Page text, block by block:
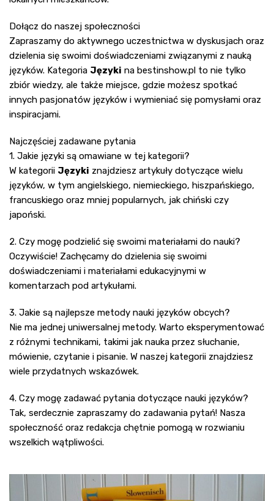
Dołącz do naszej społeczności
Zapraszamy do aktywnego uczestnictwa w dyskusjach oraz
dzielenia się swoimi doświadczeniami związanymi z nauką
języków. Kategoria Języki na bestinshow.pl to nie tylko
zbiór wiedzy, ale także miejsce, gdzie możesz spotkać
innych pasjonatów języków i wymieniać się pomysłami oraz
inspiracjami.
Najczęściej zadawane pytania
1. Jakie języki są omawiane w tej kategorii?
W kategorii Języki znajdziesz artykuły dotyczące wielu
języków, w tym angielskiego, niemieckiego, hiszpańskiego,
francuskiego oraz mniej popularnych, jak chiński czy
japoński.
2. Czy mogę podzielić się swoimi materiałami do nauki?
Oczywiście! Zachęcamy do dzielenia się swoimi
doświadczeniami i materiałami edukacyjnymi w
komentarzach pod artykułami.
3. Jakie są najlepsze metody nauki języków obcych?
Nie ma jednej uniwersalnej metody. Warto eksperymentować
z różnymi technikami, takimi jak nauka przez słuchanie,
mówienie, czytanie i pisanie. W naszej kategorii znajdziesz
wiele przydatnych wskazówek.
4. Czy mogę zadawać pytania dotyczące nauki języków?
Tak, serdecznie zapraszamy do zadawania pytań! Nasza
społeczność oraz redakcja chętnie pomogą w rozwianiu
wszelkich wątpliwości.